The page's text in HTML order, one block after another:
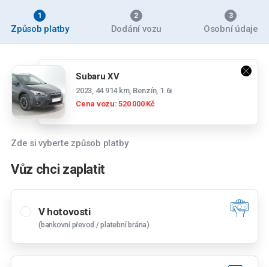
1
Způsob platby
2
Dodání vozu
3
Osobní údaje
Subaru XV
2023, 44 914 km, Benzín, 1.6i
Cena vozu: 520 000 Kč
Zde si vyberte způsob platby
Vůz chci zaplatit
V hotovosti
(bankovní převod / platební brána)
Vyberte pobočku
Brno
České Budějovice 2